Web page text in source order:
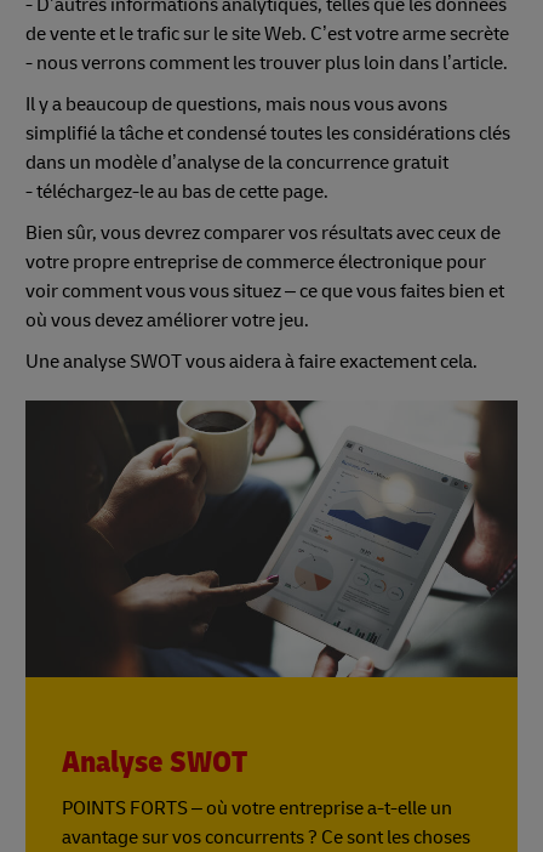
de vente et le trafic sur le site Web. C’est votre arme secrète
- nous verrons comment les trouver plus loin dans l’article.
Il y a beaucoup de questions, mais nous vous avons
simplifié la tâche et condensé toutes les considérations clés
dans un modèle d’analyse de la concurrence gratuit
- téléchargez-le au bas de cette page.
Bien sûr, vous devrez comparer vos résultats avec ceux de
votre propre entreprise de commerce électronique pour
voir comment vous vous situez – ce que vous faites bien et
où vous devez améliorer votre jeu.
Une analyse SWOT vous aidera à faire exactement cela.
Analyse SWOT
POINTS FORTS – où votre entreprise a-t-elle un
avantage sur vos concurrents ? Ce sont les choses